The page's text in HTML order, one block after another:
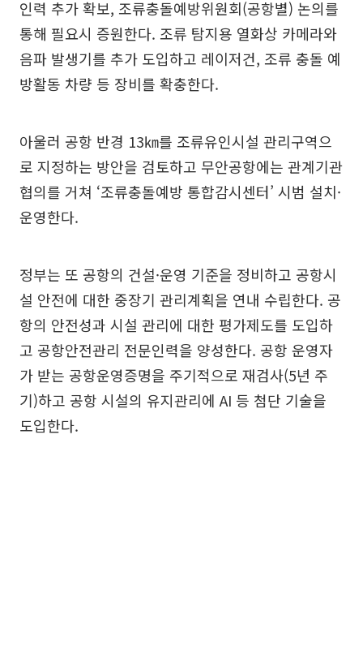
인력 추가 확보, 조류충돌예방위원회(공항별) 논의를
통해 필요시 증원한다. 조류 탐지용 열화상 카메라와
음파 발생기를 추가 도입하고 레이저건, 조류 충돌 예
방활동 차량 등 장비를 확충한다.
아울러 공항 반경 13㎞를 조류유인시설 관리구역으
로 지정하는 방안을 검토하고 무안공항에는 관계기관
협의를 거쳐 ‘조류충돌예방 통합감시센터’ 시범 설치·
운영한다.
정부는 또 공항의 건설·운영 기준을 정비하고 공항시
설 안전에 대한 중장기 관리계획을 연내 수립한다. 공
항의 안전성과 시설 관리에 대한 평가제도를 도입하
고 공항안전관리 전문인력을 양성한다. 공항 운영자
가 받는 공항운영증명을 주기적으로 재검사(5년 주
기)하고 공항 시설의 유지관리에 AI 등 첨단 기술을
도입한다.